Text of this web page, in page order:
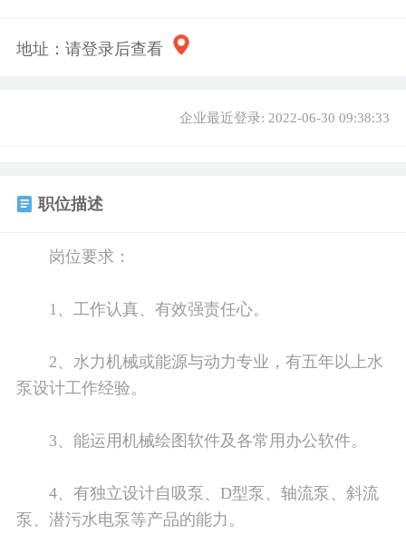
地址： 请登录后查看
企业最近登录: 2022-06-30 09:38:33
职位描述
岗位要求：
1、工作认真、有效强责任心。
2、水力机械或能源与动力专业，有五年以上水
泵设计工作经验。
3、能运用机械绘图软件及各常用办公软件。
4、有独立设计自吸泵、D型泵、轴流泵、斜流
泵、潜污水电泵等产品的能力。